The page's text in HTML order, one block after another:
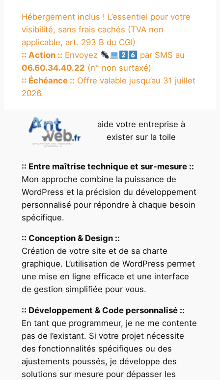
Hébergement inclus ! L’essentiel pour votre
visibilité, sans frais cachés (TVA non
applicable, art. 293 B du CGI)
:: Action :: Envoyez
par SMS au
06.60.34.40.22 (n° non surtaxé)
:: Échéance :: Offre valable jusqu’au 31 juillet
2026.
aide votre entreprise à
exister sur la toile
:: Entre maîtrise technique et sur-mesure ::
Mon approche combine la puissance de
WordPress et la précision du développement
personnalisé pour répondre à chaque besoin
spécifique.
:: Conception & Design ::
Création de votre site et de sa charte
graphique. L’utilisation de WordPress permet
une mise en ligne efficace et une interface
de gestion simplifiée pour vous.
:: Développement & Code personnalisé ::
En tant que programmeur, je ne me contente
pas de l’existant. Si votre projet nécessite
des fonctionnalités spécifiques ou des
ajustements poussés, je développe des
solutions sur mesure pour dépasser les